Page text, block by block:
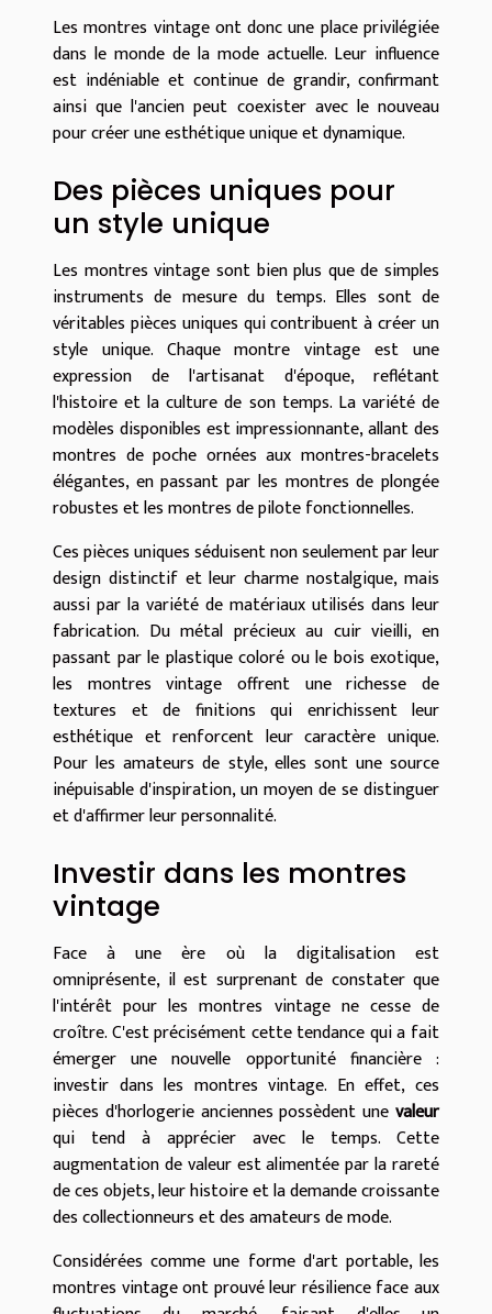
Les montres vintage ont donc une place privilégiée
dans le monde de la mode actuelle. Leur influence
est indéniable et continue de grandir, confirmant
ainsi que l'ancien peut coexister avec le nouveau
pour créer une esthétique unique et dynamique.
Des pièces uniques pour
un style unique
Les montres vintage sont bien plus que de simples
instruments de mesure du temps. Elles sont de
véritables pièces uniques qui contribuent à créer un
style unique. Chaque montre vintage est une
expression de l'artisanat d'époque, reflétant
l'histoire et la culture de son temps. La variété de
modèles disponibles est impressionnante, allant des
montres de poche ornées aux montres-bracelets
élégantes, en passant par les montres de plongée
robustes et les montres de pilote fonctionnelles.
Ces pièces uniques séduisent non seulement par leur
design distinctif et leur charme nostalgique, mais
aussi par la variété de matériaux utilisés dans leur
fabrication. Du métal précieux au cuir vieilli, en
passant par le plastique coloré ou le bois exotique,
les montres vintage offrent une richesse de
textures et de finitions qui enrichissent leur
esthétique et renforcent leur caractère unique.
Pour les amateurs de style, elles sont une source
inépuisable d'inspiration, un moyen de se distinguer
et d'affirmer leur personnalité.
Investir dans les montres
vintage
Face à une ère où la digitalisation est
omniprésente, il est surprenant de constater que
l'intérêt pour les montres vintage ne cesse de
croître. C'est précisément cette tendance qui a fait
émerger une nouvelle opportunité financière :
investir dans les montres vintage. En effet, ces
pièces d'horlogerie anciennes possèdent une valeur
qui tend à apprécier avec le temps. Cette
augmentation de valeur est alimentée par la rareté
de ces objets, leur histoire et la demande croissante
des collectionneurs et des amateurs de mode.
Considérées comme une forme d'art portable, les
montres vintage ont prouvé leur résilience face aux